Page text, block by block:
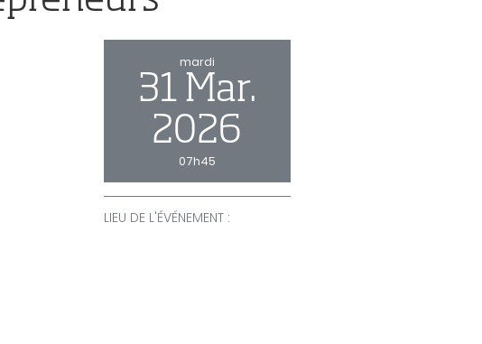
mardi
31 Mar.
2026
07h45
LIEU DE L'ÉVÉNEMENT :